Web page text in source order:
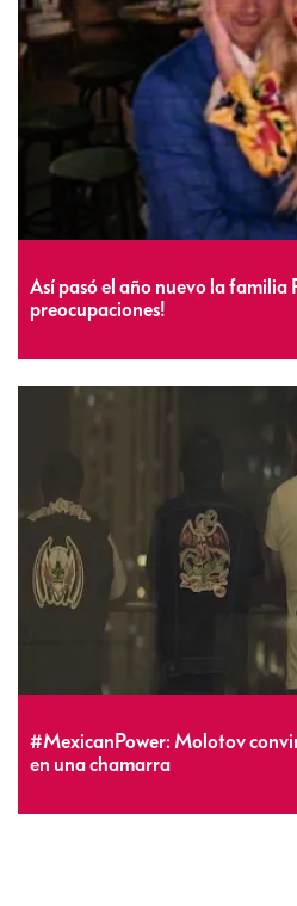
Así pasó el año nuevo la familia
preocupaciones!
#MexicanPower: Molotov
en una chamarra